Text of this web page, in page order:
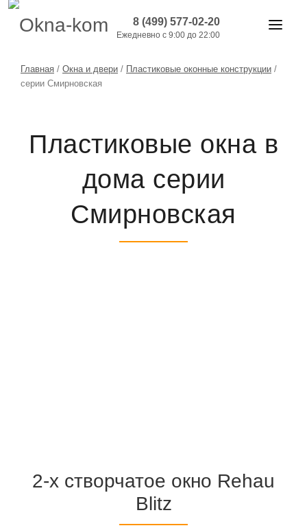
8 (499) 577-02-20
Ежедневно с 9:00 до 22:00
ОКНА И ДВЕРИ
АКЦИИ
О КОМПАНИИ
Главная / Окна и двери / Пластиковые оконные конструкции /
серии Смирновская
Пластиковые окна в
дома серии
Смирновская
2-х створчатое окно Rehau
Blitz